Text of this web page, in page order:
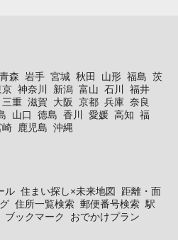
青森 岩手 宮城 秋田 山形 福島 茨
京 神奈川 新潟 富山 石川
福井
三重 滋賀 大阪 京都 兵庫 奈良
山口 徳島 香川 愛媛 高知 福
崎 鹿児島 沖縄
ル 住まい探し×未来地図
距離・面
住所一覧検索 郵便番号検索 駅
ブックマーク おでかけプラン